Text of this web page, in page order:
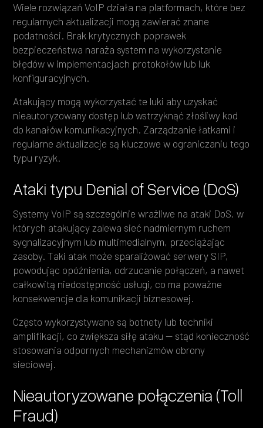
Wiele rozwiązań VoIP działa na platformach, które bez
regularnych aktualizacji mogą zawierać znane
podatności. Brak krytycznych poprawek
bezpieczeństwa naraża system na wykorzystanie
błędów w implementacjach protokołów lub luk
konfiguracyjnych.
Atakujący mogą wykorzystać te luki aby uzyskać
nieautoryzowany dostęp lub wstrzyknąć złośliwy kod
do kanałów komunikacyjnych. Zarządzanie łatkami i
regularne aktualizacje są kluczowe w ograniczaniu tego
typu ryzyk.
Ataki typu Denial of Service (DoS)
Systemy VoIP są szczególnie wrażliwe na ataki DoS, w
których atakujący zalewa sieć nadmiernym ruchem
sygnalizacyjnym lub multimedialnym, przeciążając
zasoby. Taki atak może sparaliżować serwery SIP,
powodując opóźnienia, odrzucanie połączeń, a nawet
całkowitą niedostępność usługi, co ma poważne
konsekwencje dla komunikacji biznesowej.
Często wykorzystywane są botnety lub techniki
amplifikacji, co zwiększa siłę ataku — stąd konieczność
stosowania odpornych mechanizmów obrony
sieciowej.
Nieautoryzowane połączenia (Toll
Fraud)